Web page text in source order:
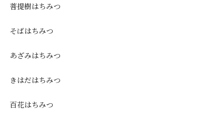
菩提樹はちみつ
そばはちみつ
あざみはちみつ
きはだはちみつ
百花はちみつ